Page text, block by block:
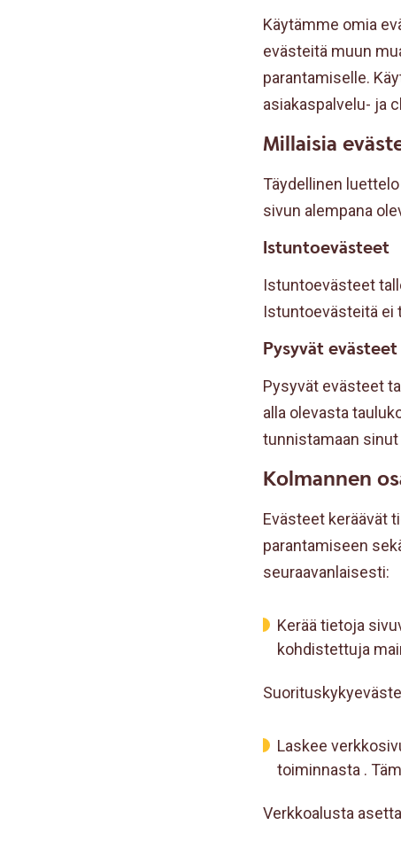
Käytämme omia
evästeitä muun
parantamiselle.
asiakaspalvelu- ja
Millaisia
Täydellinen
sivun alempana
Istuntoevästeet
Istuntoevästeet
Istuntoevästeitä ei
Pysyvät evästeet
Pysyvät evästeet
alla olevasta
tunnistamaan
Kolmannen
Evästeet keräävät
parantamiseen
seuraavanlaisesti:
Kerää tietoja
kohdistettuja
Laskee
toiminnasta .
Verkkoalusta